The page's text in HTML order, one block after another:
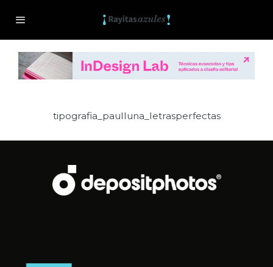
tipografia_paulluna_letrasperfectas